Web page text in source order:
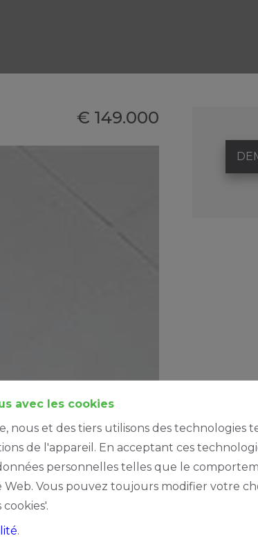
avec les cookies
nous et des tiers utilisons des technologies
de l'appareil. En acceptant ces
personnelles telles que le
Vous pouvez toujours modifier votre
.
€ 149.000